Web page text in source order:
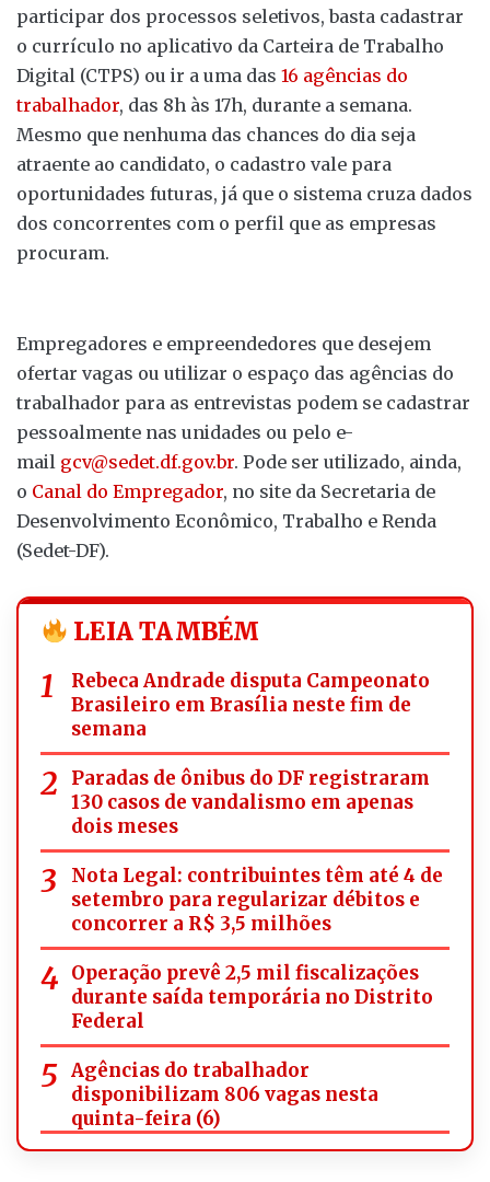
participar dos processos seletivos, basta cadastrar
o currículo no aplicativo da Carteira de Trabalho
Digital (CTPS) ou ir a uma das 16 agências do
trabalhador, das 8h às 17h, durante a semana.
Mesmo que nenhuma das chances do dia seja
atraente ao candidato, o cadastro vale para
oportunidades futuras, já que o sistema cruza dados
dos concorrentes com o perfil que as empresas
procuram.
Empregadores e empreendedores que desejem
ofertar vagas ou utilizar o espaço das agências do
trabalhador para as entrevistas podem se cadastrar
pessoalmente nas unidades ou pelo e-
mail gcv@sedet.df.gov.br. Pode ser utilizado, ainda,
o Canal do Empregador, no site da Secretaria de
Desenvolvimento Econômico, Trabalho e Renda
(Sedet-DF).
LEIA TAMBÉM
Rebeca Andrade disputa Campeonato
Brasileiro em Brasília neste fim de
semana
Paradas de ônibus do DF registraram
130 casos de vandalismo em apenas
dois meses
Nota Legal: contribuintes têm até 4 de
setembro para regularizar débitos e
concorrer a R$ 3,5 milhões
Operação prevê 2,5 mil fiscalizações
durante saída temporária no Distrito
Federal
Agências do trabalhador
disponibilizam 806 vagas nesta
quinta-feira (6)